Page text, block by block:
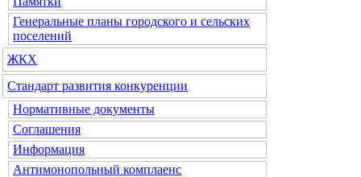
Генеральные планы городского и сельских
поселений
ЖКХ
Стандарт развития конкуренции
Нормативные документы
Соглашения
Информация
Антимонопольный комплаенс